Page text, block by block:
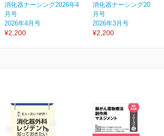
消化器ナーシング2026年4
月号
2026年4月号
¥2,200
消化器ナーシング2026年3
月号
2026年3月号
¥2,200